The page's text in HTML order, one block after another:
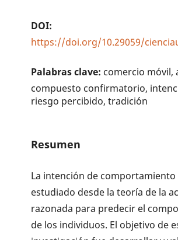
DOI:
https://doi.org/10.29059/
Palabras clave: comercio móvil,
compuesto confirmatorio,
riesgo percibido, tradición
Resumen
La intención de comportamiento
estudiado desde la teoría de la
razonada para predecir el
de los individuos. El objetivo de